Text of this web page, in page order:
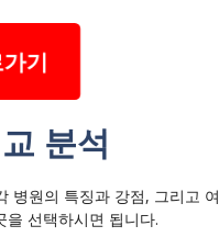
기
분석
병원의 특징과 강점, 그리고 여
선택하시면 됩니다.